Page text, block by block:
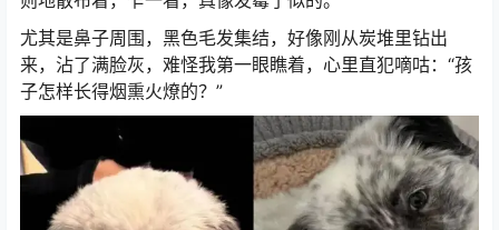
尤其是鼻子周围，黑色毛发集结，好像刚从炭堆里钻出
来，沾了满脸灰，难怪我第一眼瞧着，心里直犯嘀咕：“孩
子怎样长得烟熏火燎的？”